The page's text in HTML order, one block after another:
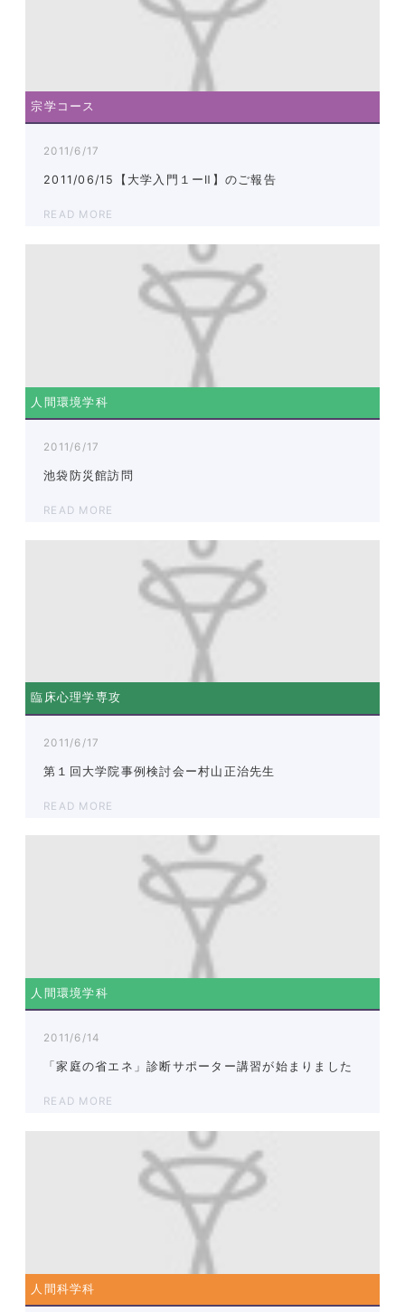
宗学コース
2011/6/17
2011/06/15【大学入門１ーⅡ】のご報告
READ MORE
人間環境学科
2011/6/17
池袋防災館訪問
READ MORE
臨床心理学専攻
2011/6/17
第１回大学院事例検討会ー村山正治先生
READ MORE
人間環境学科
2011/6/14
「家庭の省エネ」診断サポーター講習が始まりました
READ MORE
人間科学科